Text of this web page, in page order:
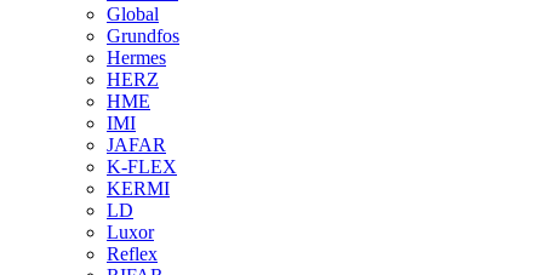
Global
Grundfos
Hermes
HERZ
HME
IMI
JAFAR
K-FLEX
KERMI
LD
Luxor
Reflex